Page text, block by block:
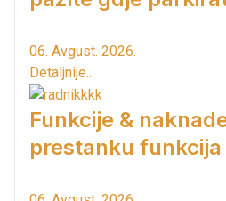
06. Avgust. 2026.
Detaljnije...
Funkcije &
prestanku funkcija